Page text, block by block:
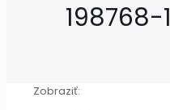
198768-1
Zobraziť: